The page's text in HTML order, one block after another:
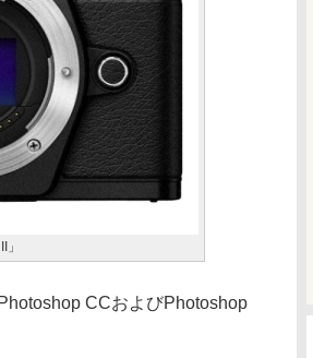
CCおよびPhotoshop